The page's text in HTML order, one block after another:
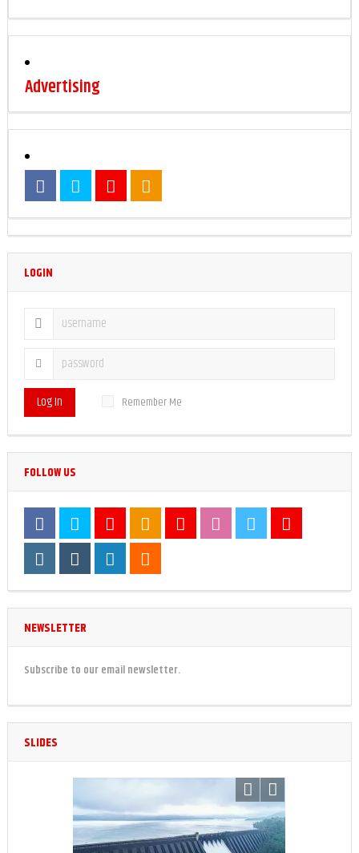
Advertising
LOGIN
Log In Remember Me
FOLLOW US
NEWSLETTER
Subscribe to our email newsletter.
SLIDES